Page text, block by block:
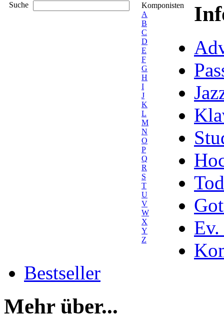
Suche
Komponisten
A
B
C
D
E
F
G
H
I
J
K
L
M
N
O
P
Q
R
S
T
U
V
W
X
Y
Z
Ev.
Bestseller
Mehr über...